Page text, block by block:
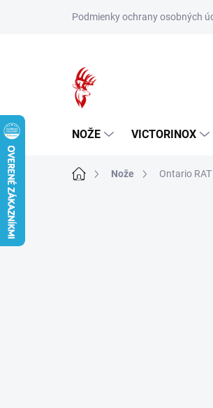
Podmienky ochrany osobných
NOŽE VICTORINOX
DomovNože Ontario